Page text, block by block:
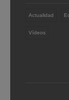
Actualidad
Vídeos